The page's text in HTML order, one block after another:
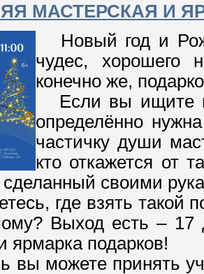
МАСТЕРСКАЯ И
Новый год и
чудес, хорошего
конечно же,
Если вы ищите
определённо
частичку души
кто откажется от
сделанный своими
где взять такой
Выход есть – 17
ярмарка подарков!
вы можете принять